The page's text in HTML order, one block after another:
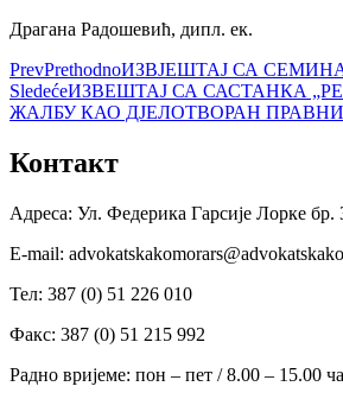
Драгана Радошевић, дипл. ек.
PrevPrethodnoИЗВЈЕШТАЈ СА
SledećeИЗВЕШТАЈ СА САСТАНКА
ЖАЛБУ КАО ДЈЕЛОТВОРАН ПРАВНИ
Контакт
Адреса: Ул. Федерика Гарсије Лорке
Е-mail:
Тел: 387 (0) 51 226 010
Факс: 387 (0) 51 215 992
Радно вријеме: пон – пет / 8.00 – 15.00